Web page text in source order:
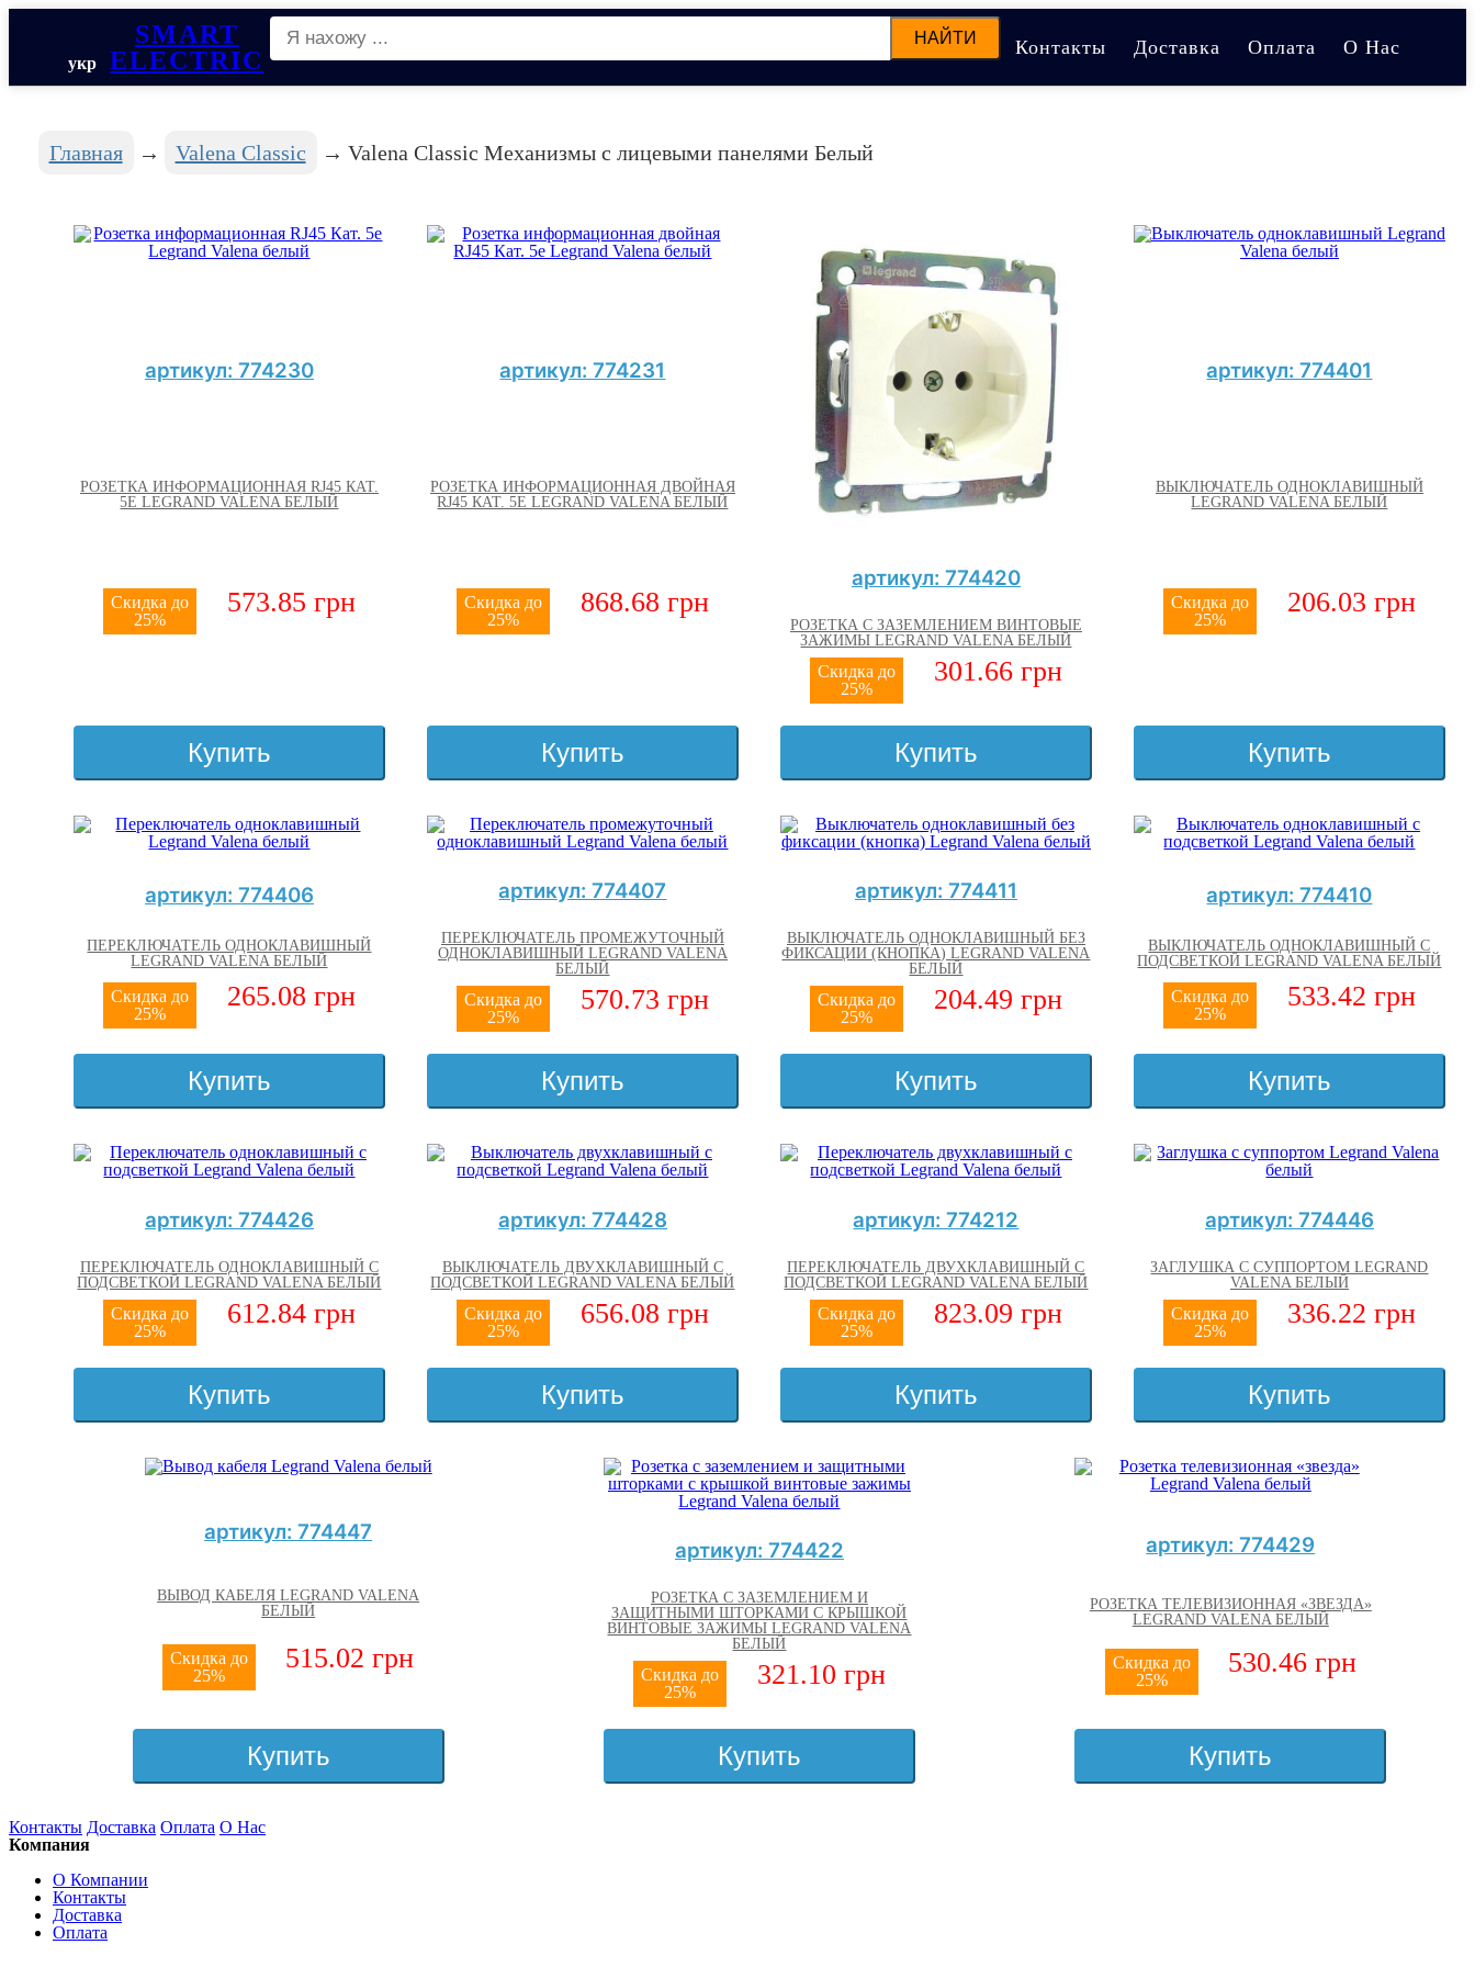
укр
SMART
ELECTRIC
НАЙТИ Контакты Доставка Оплата О Нас
Главная Valena Classic Valena Classic Механизмы с лицевыми панелями Белый
артикул: 774230
РОЗЕТКА ИНФОРМАЦИОННАЯ RJ45 КАТ.
5E LEGRAND VALENA БЕЛЫЙ
Скидка до
25%
573.85 грн
Купить
артикул: 774231
РОЗЕТКА ИНФОРМАЦИОННАЯ ДВОЙНАЯ
RJ45 КАТ. 5E LEGRAND VALENA БЕЛЫЙ
Скидка до
25%
868.68 грн
Купить
артикул: 774420
РОЗЕТКА С ЗАЗЕМЛЕНИЕМ ВИНТОВЫЕ
ЗАЖИМЫ LEGRAND VALENA БЕЛЫЙ
Скидка до
25%
301.66 грн
Купить
артикул: 774401
ВЫКЛЮЧАТЕЛЬ ОДНОКЛАВИШНЫЙ
LEGRAND VALENA БЕЛЫЙ
Скидка до
25%
206.03 грн
Купить
артикул: 774406
ПЕРЕКЛЮЧАТЕЛЬ ОДНОКЛАВИШНЫЙ
LEGRAND VALENA БЕЛЫЙ
Скидка до
25%
265.08 грн
Купить
артикул: 774407
ПЕРЕКЛЮЧАТЕЛЬ ПРОМЕЖУТОЧНЫЙ
ОДНОКЛАВИШНЫЙ LEGRAND VALENA
БЕЛЫЙ
Скидка до
25%
570.73 грн
Купить
артикул: 774411
ВЫКЛЮЧАТЕЛЬ ОДНОКЛАВИШНЫЙ БЕЗ
ФИКСАЦИИ (КНОПКА) LEGRAND VALENA
БЕЛЫЙ
Скидка до
25%
204.49 грн
Купить
артикул: 774410
ВЫКЛЮЧАТЕЛЬ ОДНОКЛАВИШНЫЙ С
ПОДСВЕТКОЙ LEGRAND VALENA БЕЛЫЙ
Скидка до
25%
533.42 грн
Купить
артикул: 774426
ПЕРЕКЛЮЧАТЕЛЬ ОДНОКЛАВИШНЫЙ С
ПОДСВЕТКОЙ LEGRAND VALENA БЕЛЫЙ
Скидка до
25%
612.84 грн
Купить
артикул: 774428
ВЫКЛЮЧАТЕЛЬ ДВУХКЛАВИШНЫЙ С
ПОДСВЕТКОЙ LEGRAND VALENA БЕЛЫЙ
Скидка до
25%
656.08 грн
Купить
артикул: 774212
ПЕРЕКЛЮЧАТЕЛЬ ДВУХКЛАВИШНЫЙ С
ПОДСВЕТКОЙ LEGRAND VALENA БЕЛЫЙ
Скидка до
25%
823.09 грн
Купить
артикул: 774446
ЗАГЛУШКА С СУППОРТОМ LEGRAND
VALENA БЕЛЫЙ
Скидка до
25%
336.22 грн
Купить
артикул: 774447
ВЫВОД КАБЕЛЯ LEGRAND VALENA
БЕЛЫЙ
Скидка до
25%
515.02 грн
Купить
артикул: 774422
РОЗЕТКА С ЗАЗЕМЛЕНИЕМ И
ЗАЩИТНЫМИ ШТОРКАМИ С КРЫШКОЙ
ВИНТОВЫЕ ЗАЖИМЫ LEGRAND VALENA
БЕЛЫЙ
Скидка до
25%
321.10 грн
Купить
артикул: 774429
РОЗЕТКА ТЕЛЕВИЗИОННАЯ «ЗВЕЗДА»
LEGRAND VALENA БЕЛЫЙ
Скидка до
25%
530.46 грн
Купить
Контакты Доставка Оплата О Нас
Компания
О Компании
Контакты
Доставка
Оплата